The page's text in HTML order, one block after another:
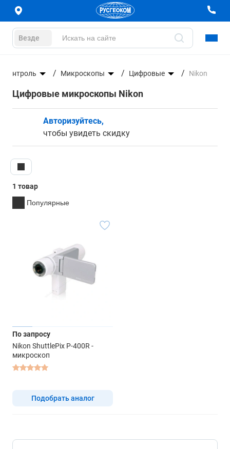
Везде
контроль Микроскопы Цифровые Nikon
Цифровые микроскопы Nikon
Авторизуйтесь,
чтобы увидеть скидку
1 товар
Популярные
По запросу
Nikon ShuttlePix P-400R -
микроскоп
Подобрать аналог